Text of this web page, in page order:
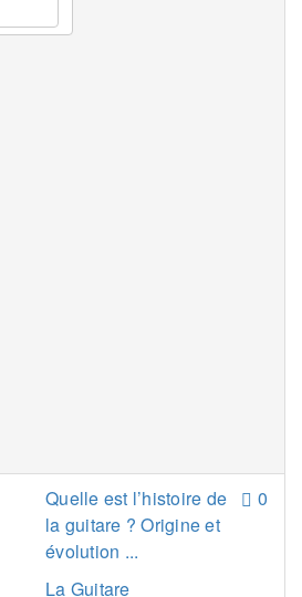
0
Quelle est l’histoire de
la guitare ? Origine et
évolution ...
La Guitare